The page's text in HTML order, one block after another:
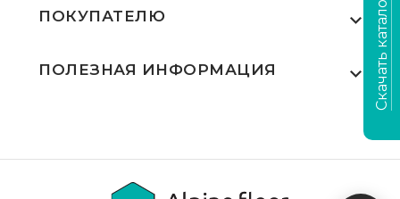
ПОКУПАТЕЛЮ
Где купить
Выполненные проекты
ПОЛЕЗНАЯ ИНФОРМАЦИЯ
Видеообзоры
Скачать каталог